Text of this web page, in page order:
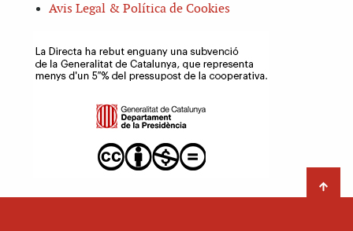
Avis Legal & Política de Cookies